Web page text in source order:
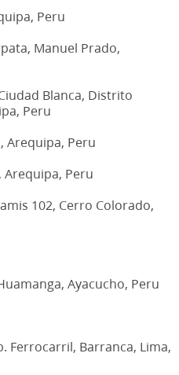
Peru
Manuel Prado,
Blanca, Distrito
Peru
Arequipa, Peru
Arequipa, Peru
102, Cerro Colorado,
Ayacucho, Peru
Ferrocarril, Barranca, Lima,